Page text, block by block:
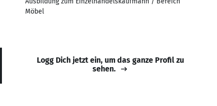
Möbel
Logg Dich jetzt ein, um das ganze Profil zu
sehen.